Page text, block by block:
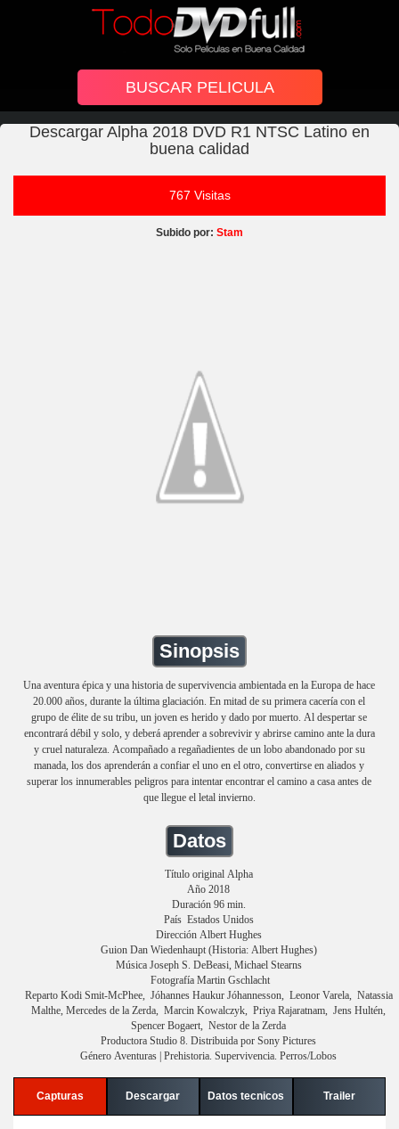
Descargar Alpha 2018 DVD R1 NTSC Latino en
buena calidad
767 Visitas
Subido por: Stam
Sinopsis
Una aventura épica y una historia de supervivencia ambientada en la Europa de hace
20.000 años, durante la última glaciación. En mitad de su primera cacería con el
grupo de élite de su tribu, un joven es herido y dado por muerto. Al despertar se
encontrará débil y solo, y deberá aprender a sobrevivir y abrirse camino ante la dura
y cruel naturaleza. Acompañado a regañadientes de un lobo abandonado por su
manada, los dos aprenderán a confiar el uno en el otro, convertirse en aliados y
superar los innumerables peligros para intentar encontrar el camino a casa antes de
que llegue el letal invierno.
Datos
Título original Alpha
Año 2018
Duración 96 min.
País Estados Unidos
Dirección Albert Hughes
Guion Dan Wiedenhaupt (Historia: Albert Hughes)
Música Joseph S. DeBeasi, Michael Stearns
Fotografía Martin Gschlacht
Reparto Kodi Smit-McPhee, Jóhannes Haukur Jóhannesson, Leonor Varela, Natassia
Malthe, Mercedes de la Zerda, Marcin Kowalczyk, Priya Rajaratnam, Jens Hultén,
Spencer Bogaert, Nestor de la Zerda
Productora Studio 8. Distribuida por Sony Pictures
Género Aventuras | Prehistoria. Supervivencia. Perros/Lobos
Capturas Descargar Datos tecnicos Trailer